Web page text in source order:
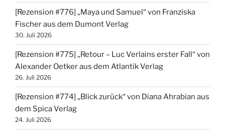
[Rezension #776] „Maya und Samuel“ von Franziska
Fischer aus dem Dumont Verlag
30. Juli 2026
[Rezension #775] „Retour – Luc Verlains erster Fall“ von
Alexander Oetker aus dem Atlantik Verlag
26. Juli 2026
[Rezension #774] „Blick zurück“ von Diana Ahrabian aus
dem Spica Verlag
24. Juli 2026